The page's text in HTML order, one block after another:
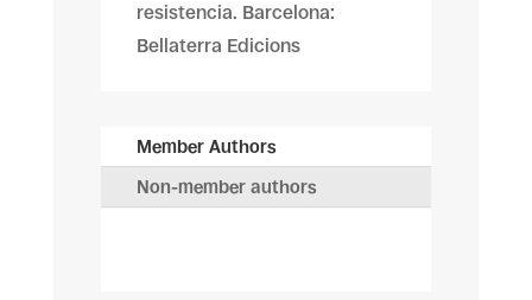
resistencia. Barcelona:
Bellaterra Edicions
Member Authors
Non-member authors